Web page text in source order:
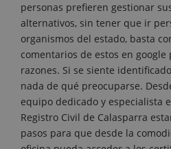
personas prefieren gestionar
alternativos, sin tener que ir
organismos del estado, basta
comentarios de estos en
razones. Si se siente
nada de qué preocuparse.
equipo dedicado y especialista
Registro Civil de Calasparra
pasos para que desde la